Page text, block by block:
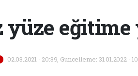
yüze eğitime
02.03.2021 - 20:39, Güncelleme: 31.01.2022 -